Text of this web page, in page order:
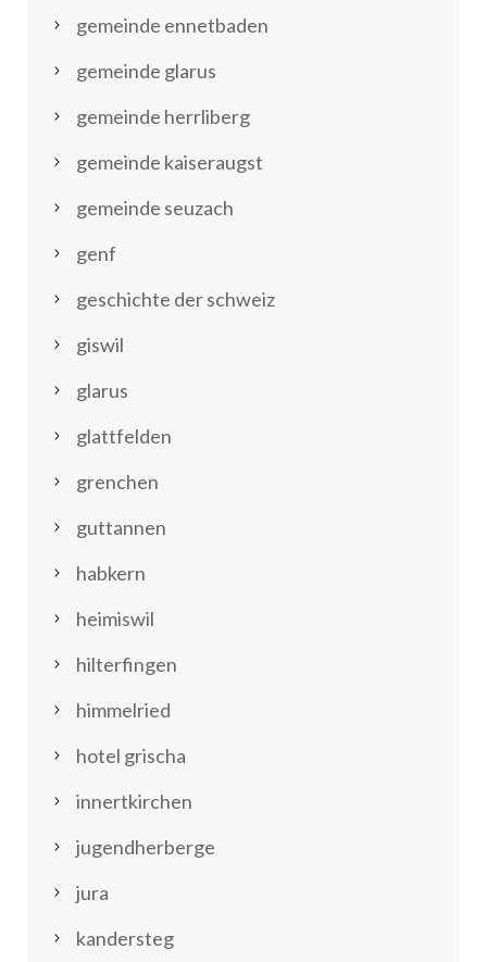
gemeinde ennetbaden
gemeinde glarus
gemeinde herrliberg
gemeinde kaiseraugst
gemeinde seuzach
genf
geschichte der schweiz
giswil
glarus
glattfelden
grenchen
guttannen
habkern
heimiswil
hilterfingen
himmelried
hotel grischa
innertkirchen
jugendherberge
jura
kandersteg